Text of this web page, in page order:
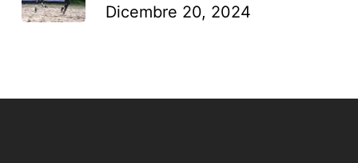
Dicembre 20, 2024